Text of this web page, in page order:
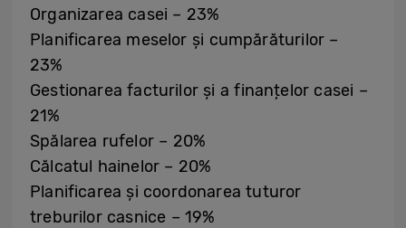
Organizarea casei – 23%
Planificarea meselor și cumpărăturilor –
23%
Gestionarea facturilor și a finanțelor casei –
21%
Spălarea rufelor – 20%
Călcatul hainelor – 20%
Planificarea și coordonarea tuturor
treburilor casnice – 19%